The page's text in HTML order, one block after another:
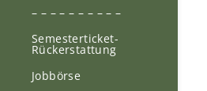
– – – – – – – – – –
Semesterticket-
Rückerstattung
Jobbörse